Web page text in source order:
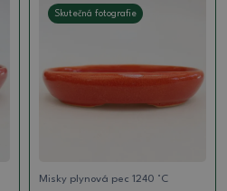
Skutečná fotografie
Misky plynová pec 1240 °C